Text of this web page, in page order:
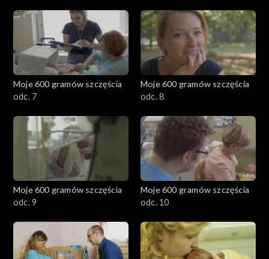
Moje 600 gramów szczęścia
odc. 7
Moje 600 gramów szczęścia
odc. 8
Moje 600 gramów szczęścia
odc. 9
Moje 600 gramów szczęścia
odc. 10